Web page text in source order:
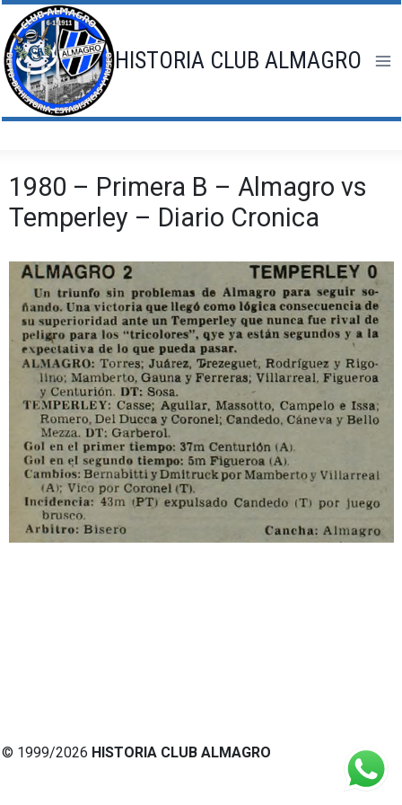
Saltar
al
contenido
HISTORIA CLUB ALMAGRO
1980 – Primera B – Almagro vs
Temperley – Diario Cronica
© 1999/2026 HISTORIA CLUB ALMAGRO